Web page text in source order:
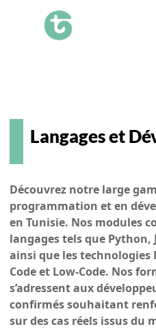
Langages et
Découvrez notre large
programmation et en
en Tunisie. Nos modules
langages tels que Python,
ainsi que les technologies
Code et Low-Code. Nos
s’adressent aux
confirmés souhaitant
sur des cas réels issus du